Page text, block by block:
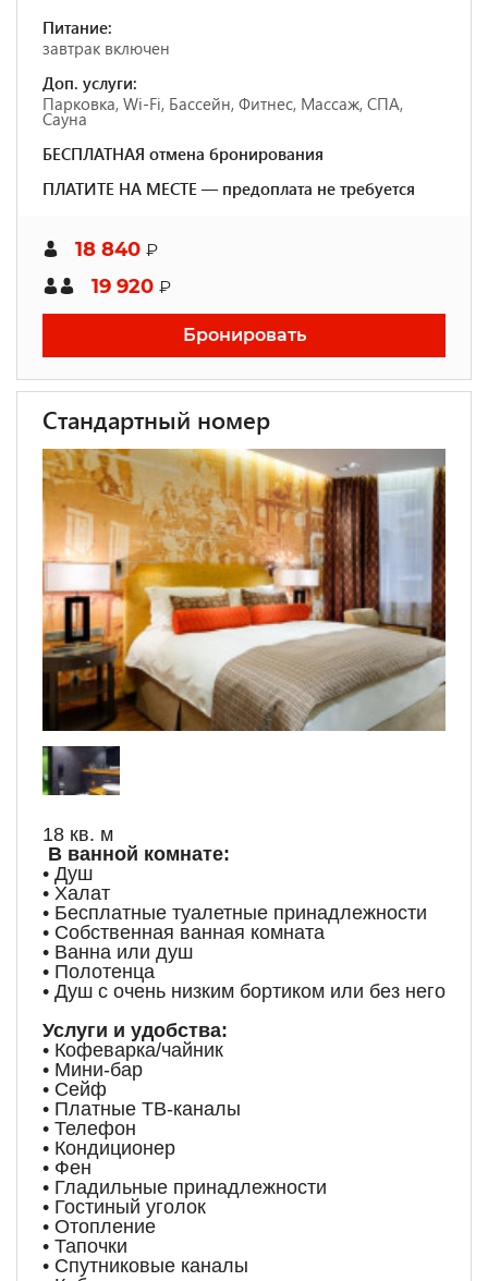
Питание:
завтрак включен
Доп. услуги:
Парковка, Wi-Fi, Бассейн, Фитнес, Массаж, СПА,
Сауна
БЕСПЛАТНАЯ отмена бронирования
ПЛАТИТЕ НА МЕСТЕ — предоплата не требуется
18 840 ₽
19 920 ₽
Бронировать
Стандартный номер
18 кв. м
В ванной комнате:
• Душ
• Халат
• Бесплатные туалетные принадлежности
• Собственная ванная комната
• Ванна или душ
• Полотенца
• Душ с очень низким бортиком или без него
Услуги и удобства:
• Кофеварка/чайник
• Мини-бар
• Сейф
• Платные ТВ-каналы
• Телефон
• Кондиционер
• Фен
• Гладильные принадлежности
• Гостиный уголок
• Отопление
• Тапочки
• Спутниковые каналы